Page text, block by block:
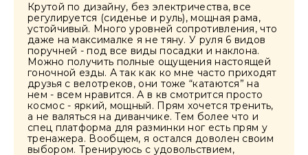
Крутой по дизайну, без электричества, все
регулируется (сиденье и руль), мощная рама,
устойчивый. Много уровней сопротивления, что
даже на максималке я не тяну. У руля 6 видов
поручней - под все виды посадки и наклона.
Можно получить полные ощущения настоящей
гоночной езды. А так как ко мне часто приходят
друзья с велотреков, они тоже “катаются” на
нем - всем нравится. А в кв смотрится просто
космос - яркий, мощный. Прям хочется тренить,
а не валяться на диванчике. Тем более что и
спец платформа для разминки ног есть прям у
тренажера. Вообщем, я остался доволен своим
выбором. Тренируюсь с удовольствием,